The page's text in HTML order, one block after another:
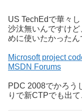
US TechEdで華々
沙汰無いんですけ
めに使いたかったん
Microsoft project
MSDN Forums
PDC 2008でかろう
りで新CTPでも出